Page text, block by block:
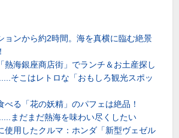
ョンから約2時間。海を真横に臨む絶景
熱海銀座商店街」でランチ＆お土産探し
そこはレトロな「おもしろ観光スポッ
べる「花の妖精」のパフェは絶品！
まだまだ熱海を味わい尽くしたい
使用したクルマ：ホンダ「新型ヴェゼル